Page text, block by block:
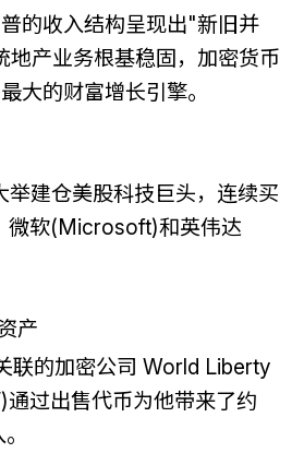
的收入结构呈现出"新旧并
产业务根基稳固，加密货币
大的财富增长引擎。
建仓美股科技巨头，连续买
微软(Microsoft)和英伟达
产
联的加密公司 World Liberty
通过出售代币为他带来了约